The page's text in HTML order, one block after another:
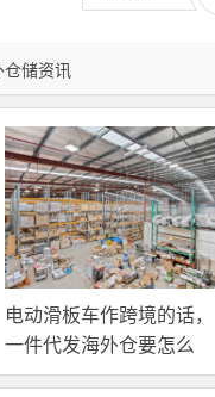
储资讯
电动滑板车作跨境的话，
一件代发海外仓要怎么
选？